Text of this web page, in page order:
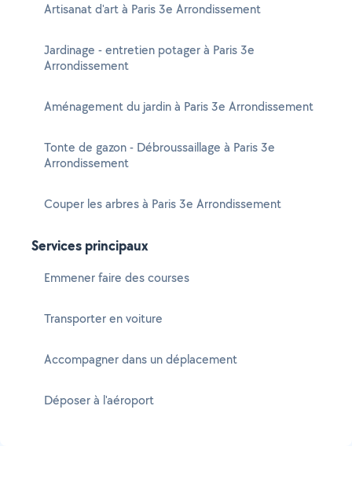
Artisanat d'art à Paris 3e Arrondissement
Jardinage - entretien potager à Paris 3e
Arrondissement
Aménagement du jardin à Paris 3e Arrondissement
Tonte de gazon - Débroussaillage à Paris 3e
Arrondissement
Couper les arbres à Paris 3e Arrondissement
Services principaux
Emmener faire des courses
Transporter en voiture
Accompagner dans un déplacement
Déposer à l'aéroport